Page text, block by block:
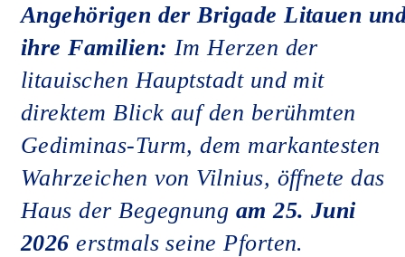
Angehörigen der Brigade Litauen
ihre Familien: Im Herzen der
litauischen Hauptstadt und mit
direktem Blick auf den berühmten
Gediminas-Turm, dem markantesten
Wahrzeichen von Vilnius, öffnete das
Haus der Begegnung am 25. Juni
2026 erstmals seine Pforten.